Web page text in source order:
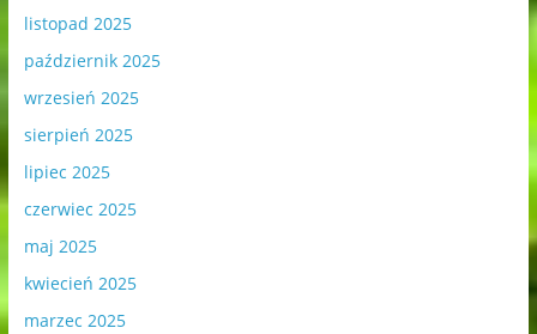
listopad 2025
październik 2025
wrzesień 2025
sierpień 2025
lipiec 2025
czerwiec 2025
maj 2025
kwiecień 2025
marzec 2025